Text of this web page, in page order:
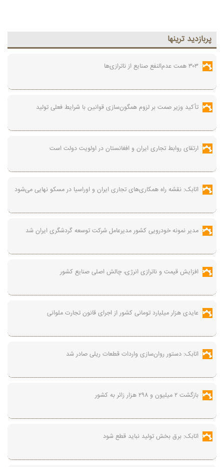
پربازديد ترينها
۳۰۳ همت عدم‌النفع صنایع از ناترازی‌ها
تأکید وزیر صمت بر لزوم همگون‌سازی قوانین با شرایط فعلی تولید
ارتقای روابط تجاری ایران و افغانستان در اولویت دولت است
اتابک: نقشه راه همکاری‌های تجاری ایران و اوراسیا در مسکو نهایی می‌شود
مدیر نمونه خودرویی کشور مدیرعامل شرکت توسعه گردشگری ایران شد
افزایش قیمت و ناترازی انرژی، چالش اصلی صنایع کشور
عایدی هزار میلیارد تومانی کشور از اجرای قانون تجارت ملوانی
اتابک: دستور روان‌سازی واردات قطعات ریلی صادر شد
بازگشت ۲ میلیون و ۲۹۸ هزار زائر به کشور
اتابک: برق بخش تولید نباید قطع شود